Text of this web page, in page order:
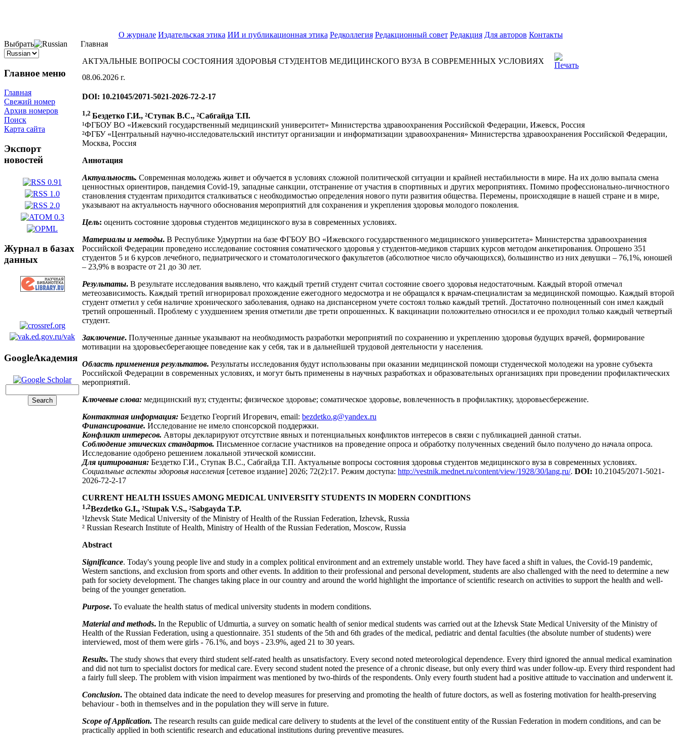
О журнале Издательская этика ИИ и публикационная этика Редколлегия Редакционный совет Редакция Для авторов Контакты
Выбрать
Главное меню
Главная
Свежий номер
Архив номеров
Поиск
Карта сайта
Экспорт
новостей
Журнал в базах
данных
GoogleАкадемия
Главная
АКТУАЛЬНЫЕ ВОПРОСЫ СОСТОЯНИЯ ЗДОРОВЬЯ СТУДЕНТОВ МЕДИЦИНСКОГО ВУЗА В СОВРЕМЕННЫХ УСЛОВИЯХ
08.06.2026 г.
DOI: 10.21045/2071-5021-2026-72-2-17
1,2 Бездетко Г.И., ²Ступак В.С., ²Сабгайда Т.П.
¹ФГБОУ ВО «Ижевский государственный медицинский университет» Министерства здравоохранения Российской Федерации, Ижевск, Россия
²ФГБУ «Центральный научно-исследовательский институт организации и информатизации здравоохранения» Министерства здравоохранения Российской Федерации,
Москва, Россия
Аннотация
Актуальность. Современная молодежь живет и обучается в условиях сложной политической ситуации и крайней нестабильности в мире. На их долю выпала смена
ценностных ориентиров, пандемия Covid-19, западные санкции, отстранение от участия в спортивных и других мероприятиях. Помимо профессионально-личностного
становления студентам приходится сталкиваться с необходимостью определения нового пути развития общества. Перемены, происходящие в нашей стране и в мире,
указывают на актуальность научного обоснования мероприятий для сохранения и укрепления здоровья молодого поколения.
Цель: оценить состояние здоровья студентов медицинского вуза в современных условиях.
Материалы и методы. В Республике Удмуртии на базе ФГБОУ ВО «Ижевского государственного медицинского университета» Министерства здравоохранения
Российской Федерации проведено исследование состояния соматического здоровья у студентов-медиков старших курсов методом анкетирования. Опрошено 351
студентов 5 и 6 курсов лечебного, педиатрического и стоматологического факультетов (абсолютное число обучающихся), большинство из них девушки – 76,1%, юношей
– 23,9% в возрасте от 21 до 30 лет.
Результаты. В результате исследования выявлено, что каждый третий студент считал состояние своего здоровья недостаточным. Каждый второй отмечал
метеозависимость. Каждый третий игнорировал прохождение ежегодного медосмотра и не обращался к врачам-специалистам за медицинской помощью. Каждый второй
студент отметил у себя наличие хронического заболевания, однако на диспансерном учете состоял только каждый третий. Достаточно полноценный сон имел каждый
третий опрошенный. Проблему с ухудшением зрения отметили две трети опрошенных. К вакцинации положительно относился и ее проходил только каждый четвертый
студент.
Заключение. Полученные данные указывают на необходимость разработки мероприятий по сохранению и укреплению здоровья будущих врачей, формирование
мотивации на здоровьесберегающее поведение как у себя, так и в дальнейшей трудовой деятельности у населения.
Область применения результатов. Результаты исследования будут использованы при оказании медицинской помощи студенческой молодежи на уровне субъекта
Российской Федерации в современных условиях, и могут быть применены в научных разработках и образовательных организациях при проведении профилактических
мероприятий.
Ключевые слова: медицинский вуз; студенты; физическое здоровье; соматическое здоровье, вовлеченность в профилактику, здоровьесбережение.
Контактная информация: Бездетко Георгий Игоревич, email: bezdetko.g@yandex.ru
Финансирование. Исследование не имело спонсорской поддержки.
Конфликт интересов. Авторы декларируют отсутствие явных и потенциальных конфликтов интересов в связи с публикацией данной статьи.
Соблюдение этических стандартов. Письменное согласие участников на проведение опроса и обработку полученных сведений было получено до начала опроса.
Исследование одобрено решением локальной этической комиссии.
Для цитирования: Бездетко Г.И., Ступак В.С., Сабгайда Т.П. Актуальные вопросы состояния здоровья студентов медицинского вуза в современных условиях.
Социальные аспекты здоровья населения [сетевое издание] 2026; 72(2):17. Режим доступа: http://vestnik.mednet.ru/content/view/1928/30/lang,ru/. DOI: 10.21045/2071-5021-
2026-72-2-17
CURRENT HEALTH ISSUES AMONG MEDICAL UNIVERSITY STUDENTS IN MODERN CONDITIONS
1,2Bezdetko G.I., ²Stupak V.S., ²Sabgayda T.P.
¹Izhevsk State Medical University of the Ministry of Health of the Russian Federation, Izhevsk, Russia
² Russian Research Institute of Health, Ministry of Health of the Russian Federation, Moscow, Russia
Abstract
Significance. Today's young people live and study in a complex political environment and an extremely unstable world. They have faced a shift in values, the Covid-19 pandemic,
Western sanctions, and exclusion from sports and other events. In addition to their professional and personal development, students are also challenged with the need to determine a new
path for society development. The changes taking place in our country and around the world highlight the importance of scientific research on activities to support the health and well-
being of the younger generation.
Purpose. To evaluate the health status of medical university students in modern conditions.
Material and methods. In the Republic of Udmurtia, a survey on somatic health of senior medical students was carried out at the Izhevsk State Medical University of the Ministry of
Health of the Russian Federation, using a questionnaire. 351 students of the 5th and 6th grades of the medical, pediatric and dental faculties (the absolute number of students) were
interviewed, most of them were girls - 76.1%, and boys - 23.9%, aged 21 to 30 years.
Results. The study shows that every third student self-rated health as unsatisfactory. Every second noted meteorological dependence. Every third ignored the annual medical examination
and did not turn to specialist doctors for medical care. Every second student noted the presence of a chronic disease, but only every third was under follow-up. Every third respondent had
a fairly full sleep. The problem with vision impairment was mentioned by two-thirds of the respondents. Only every fourth student had a positive attitude to vaccination and underwent it.
Conclusion. The obtained data indicate the need to develop measures for preserving and promoting the health of future doctors, as well as fostering motivation for health‑preserving
behaviour - both in themselves and in the population they will serve in future.
Scope of Application. The research results can guide medical care delivery to students at the level of the constituent entity of the Russian Federation in modern conditions, and can be
practically applied in both scientific research and educational institutions during preventive measures.